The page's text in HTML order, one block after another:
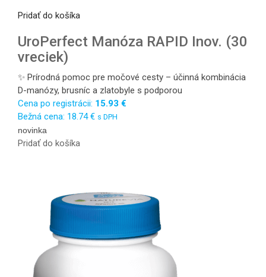
Pridať do košíka
UroPerfect Manóza RAPID Inov. (30
vreciek)
✨ Prírodná pomoc pre močové cesty – účinná kombinácia
D-manózy, brusníc a zlatobyle s podporou
Cena po registrácii: 15.93 €
Bežná cena: 18.74€ s DPH
novinka
Pridať do košíka